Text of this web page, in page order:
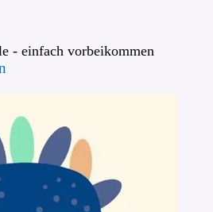
- einfach vorbeikommen